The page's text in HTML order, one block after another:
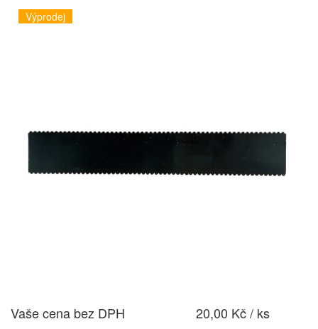
Výprodej
Vaše cena bez DPH
20,00 Kč / ks